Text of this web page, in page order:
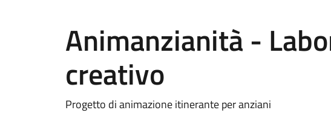
Animanzianità -
creativo
Progetto di animazione itinerante per anziani